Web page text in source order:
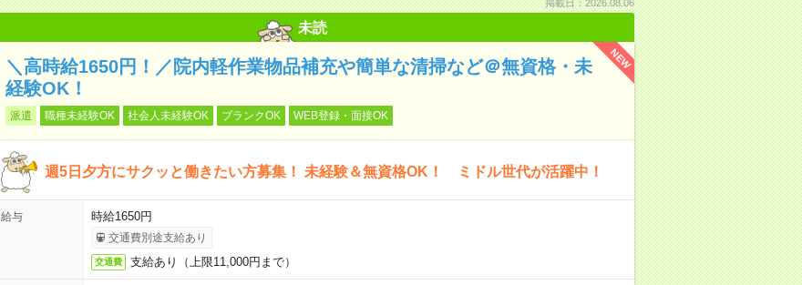
掲載日：2026.08.06
未読
NEW
＼高時給1650円！／院内軽作業物品補充や簡単な清掃など＠無資格・未
経験OK！
派遣 職種未経験OK 社会人未経験OK ブランクOK WEB登録・面接OK
週5日夕方にサクッと働きたい方募集！ 未経験＆無資格OK！ ミドル世代が活躍中！
給与 時給1650円
交通費別途支給あり
交通費 支給あり（上限11,000円まで）